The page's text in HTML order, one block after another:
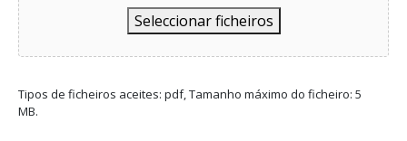
Seleccionar ficheiros
Tipos de ficheiros aceites: pdf, Tamanho máximo do ficheiro: 5
MB.